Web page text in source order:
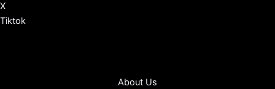
X
Tiktok
About Us